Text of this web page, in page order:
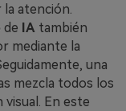
la atención.
de IA también
mediante la
una
mezcla todos los
visual. En este